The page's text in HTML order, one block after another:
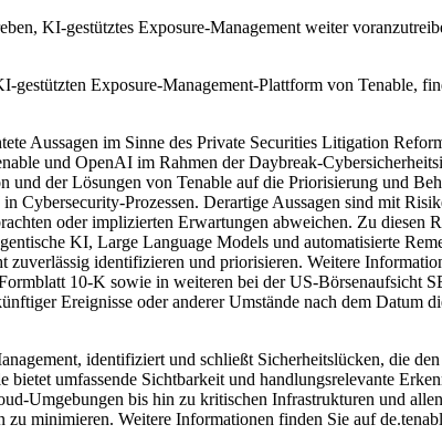
KI-gestütztes Exposure-Management weiter
gestützten Exposure-Management-Plattform von Tenable,
Aussagen im Sinne des Private Securities Litigation
und OpenAI im Rahmen der Daybreak-
und der Lösungen von Tenable auf die Priorisierung und
Cybersecurity-Prozessen. Derartige Aussagen sind mit
oder implizierten Erwartungen abweichen. Zu
KI, Large Language Models und automatisierte
zuverlässig identifizieren und priorisieren. Weitere
10-K sowie in weiteren bei der US-Börsenaufsicht
Ereignisse oder anderer Umstände nach dem Datum
identifiziert und schließt Sicherheitslücken, die
bietet umfassende Sichtbarkeit und handlungsrelevante
Umgebungen bis hin zu kritischen Infrastrukturen und
zu minimieren. Weitere Informationen finden Sie auf